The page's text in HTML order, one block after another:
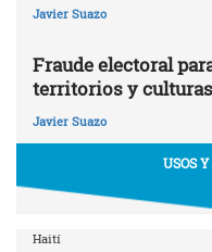
Javier Suazo
Fraude electoral
territorios y
Javier Suazo
USOS
Haití